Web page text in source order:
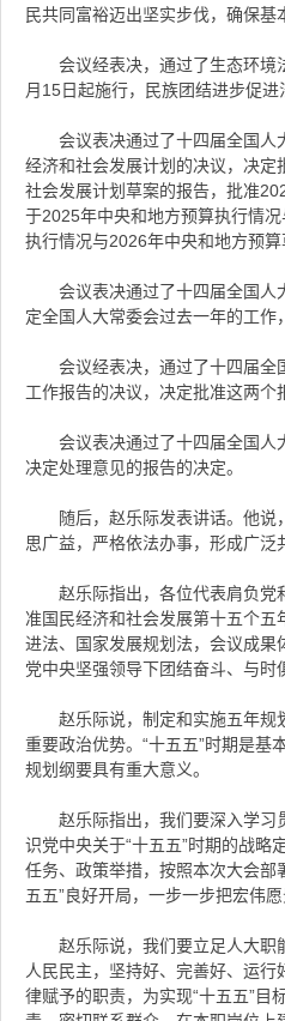
民共同富裕迈出坚实步伐，确保
会议经表决，通过了生态环
月15日起施行，民族团结进步促
会议表决通过了十四届全国
经济和社会发展计划的决议，决
社会发展计划草案的报告，批准
于2025年中央和地方预算执行情
执行情况与2026年中央和地方预
会议表决通过了十四届全国人
定全国人大常委会过去一年的工
会议经表决，通过了十四届全
工作报告的决议，决定批准这两个
会议表决通过了十四届全国人
决定处理意见的报告的决定。
随后，赵乐际发表讲话。他
思广益，严格依法办事，形成广
赵乐际指出，各位代表肩负党
准国民经济和社会发展第十五个
进法、国家发展规划法，会议成
党中央坚强领导下团结奋斗、与
赵乐际说，制定和实施五年规
重要政治优势。“十五五”时期是基
规划纲要具有重大意义。
赵乐际指出，我们要深入学习
识党中央关于“十五五”时期的战略
任务、政策举措，按照本次大会部
五五”良好开局，一步一步把宏伟愿
赵乐际说，我们要立足人大职
人民民主，坚持好、完善好、运
律赋予的职责，为实现“十五五”